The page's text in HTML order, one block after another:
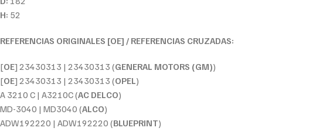
H: 52
REFERENCIAS ORIGINALES [OE] / REFERENCIAS CRUZADAS:
[OE] 23430313 | 23430313 (GENERAL MOTORS (GM))
[OE] 23430313 | 23430313 (OPEL )
A 3210 C | A3210C (AC DELCO)
MD-3040 | MD3040 (ALCO)
ADW192220 | ADW192220 (BLUEPRINT)